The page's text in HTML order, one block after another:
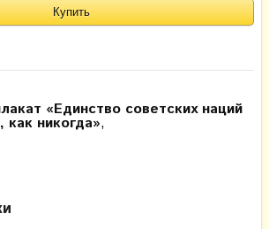
«Единство советских наций
как никогда»,